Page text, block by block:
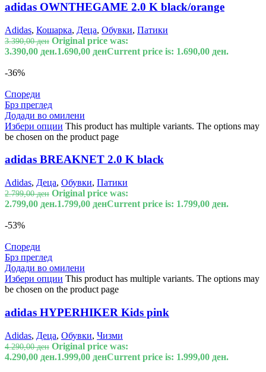
adidas OWNTHEGAME 2.0 K black/orange
Adidas, Кошарка, Деца, Обувки, Патики
3.390,00ден Original price was:
3.390,00 ден.1.690,00 денCurrent price is: 1.690,00 ден.
-36%
Спореди
Брз преглед
Додади во омилени
Избери опции This product has multiple variants. The options may
be chosen on the product page
adidas BREAKNET 2.0 K black
Adidas, Деца, Обувки, Патики
2.799,00ден Original price was:
2.799,00 ден.1.799,00 денCurrent price is: 1.799,00 ден.
-53%
Спореди
Брз преглед
Додади во омилени
Избери опции This product has multiple variants. The options may
be chosen on the product page
adidas HYPERHIKER Kids pink
Adidas, Деца, Обувки, Чизми
4.290,00ден Original price was:
4.290,00 ден.1.999,00 денCurrent price is: 1.999,00 ден.